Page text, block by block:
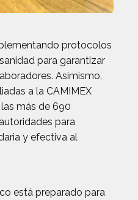
protocolos
para garantizar
Asimismo,
a la CAMIMEX
más de 690
para
y efectiva al
está preparado para